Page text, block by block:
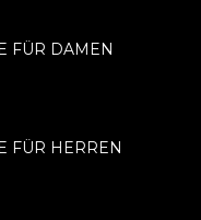
FÜR DAMEN
FÜR HERREN